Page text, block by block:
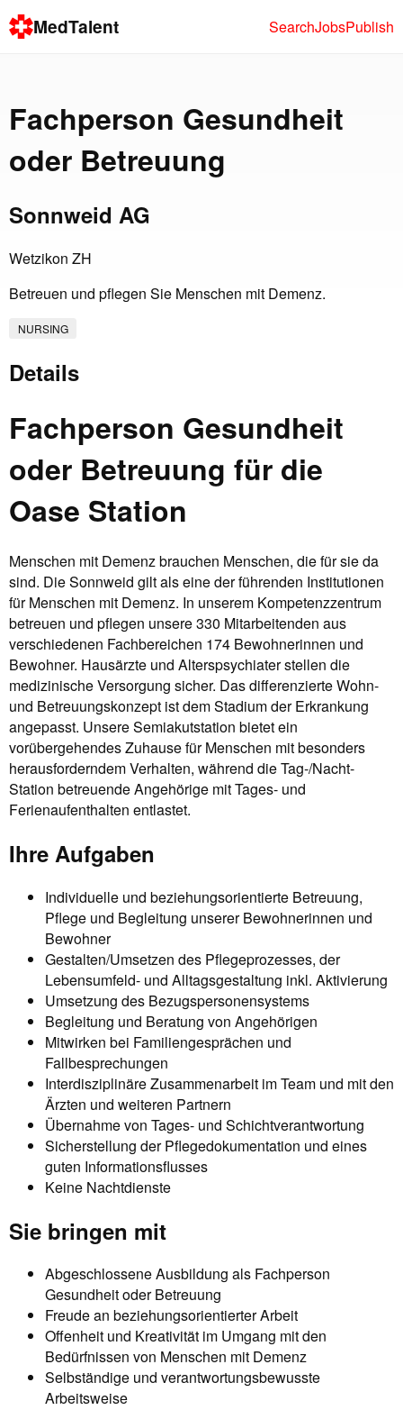
MedTalent SearchJobsPublish
Fachperson Gesundheit
oder Betreuung
Sonnweid AG
Wetzikon ZH
Betreuen und pflegen Sie Menschen mit Demenz.
NURSING
Details
Fachperson Gesundheit
oder Betreuung für die
Oase Station
Menschen mit Demenz brauchen Menschen, die für sie da
sind. Die Sonnweid gilt als eine der führenden Institutionen
für Menschen mit Demenz. In unserem Kompetenzzentrum
betreuen und pflegen unsere 330 Mitarbeitenden aus
verschiedenen Fachbereichen 174 Bewohnerinnen und
Bewohner. Hausärzte und Alterspsychiater stellen die
medizinische Versorgung sicher. Das differenzierte Wohn-
und Betreuungskonzept ist dem Stadium der Erkrankung
angepasst. Unsere Semiakutstation bietet ein
vorübergehendes Zuhause für Menschen mit besonders
herausforderndem Verhalten, während die Tag-/Nacht-
Station betreuende Angehörige mit Tages- und
Ferienaufenthalten entlastet.
Ihre Aufgaben
Individuelle und beziehungsorientierte Betreuung,
Pflege und Begleitung unserer Bewohnerinnen und
Bewohner
Gestalten/Umsetzen des Pflegeprozesses, der
Lebensumfeld- und Alltagsgestaltung inkl. Aktivierung
Umsetzung des Bezugspersonensystems
Begleitung und Beratung von Angehörigen
Mitwirken bei Familiengesprächen und
Fallbesprechungen
Interdisziplinäre Zusammenarbeit im Team und mit den
Ärzten und weiteren Partnern
Übernahme von Tages- und Schichtverantwortung
Sicherstellung der Pflegedokumentation und eines
guten Informationsflusses
Keine Nachtdienste
Sie bringen mit
Abgeschlossene Ausbildung als Fachperson
Gesundheit oder Betreuung
Freude an beziehungsorientierter Arbeit
Offenheit und Kreativität im Umgang mit den
Bedürfnissen von Menschen mit Demenz
Selbständige und verantwortungsbewusste
Arbeitsweise